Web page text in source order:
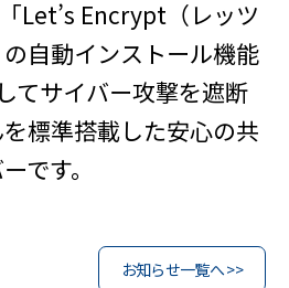
Let’s Encrypt（レッツ
自動インストール機能
てサイバー攻撃を遮断
標準搭載した安心の共
です。
お知らせ一覧へ >>